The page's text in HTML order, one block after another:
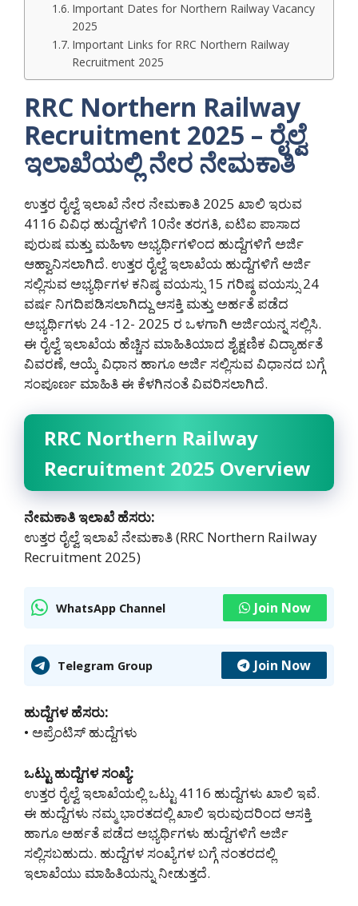
Important Dates for Northern Railway Vacancy
2025
Important Links for RRC Northern Railway
Recruitment 2025
RRC Northern Railway
Recruitment 2025 – ರೈಲ್ವೆ
ಇಲಾಖೆಯಲ್ಲಿ ನೇರ ನೇಮಕಾತಿ
ಉತ್ತರ ರೈಲ್ವೆ ಇಲಾಖೆ ನೇರ ನೇಮಕಾತಿ 2025 ಖಾಲಿ ಇರುವ
4116 ವಿವಿಧ ಹುದ್ದೆಗಳಿಗೆ 10ನೇ ತರಗತಿ, ಐಟಿಐ ಪಾಸಾದ
ಪುರುಷ ಮತ್ತು ಮಹಿಳಾ ಅಭ್ಯರ್ಥಿಗಳಿಂದ ಹುದ್ದೆಗಳಿಗೆ ಅರ್ಜಿ
ಆಹ್ವಾನಿಸಲಾಗಿದೆ. ಉತ್ತರ ರೈಲ್ವೆ ಇಲಾಖೆಯ ಹುದ್ದೆಗಳಿಗೆ ಅರ್ಜಿ
ಸಲ್ಲಿಸುವ ಅಭ್ಯರ್ಥಿಗಳ ಕನಿಷ್ಠ ವಯಸ್ಸು 15 ಗರಿಷ್ಠ ವಯಸ್ಸು 24
ವರ್ಷ ನಿಗದಿಪಡಿಸಲಾಗಿದ್ದು ಆಸಕ್ತಿ ಮತ್ತು ಅರ್ಹತೆ ಪಡೆದ
ಅಭ್ಯರ್ಥಿಗಳು 24 -12- 2025 ರ ಒಳಗಾಗಿ ಅರ್ಜಿಯನ್ನ ಸಲ್ಲಿಸಿ.
ಈ ರೈಲ್ವೆ ಇಲಾಖೆಯ ಹೆಚ್ಚಿನ ಮಾಹಿತಿಯಾದ ಶೈಕ್ಷಣಿಕ ವಿದ್ಯಾರ್ಹತೆ
ವಿವರಣೆ, ಆಯ್ಕೆ ವಿಧಾನ ಹಾಗೂ ಅರ್ಜಿ ಸಲ್ಲಿಸುವ ವಿಧಾನದ ಬಗ್ಗೆ
ಸಂಪೂರ್ಣ ಮಾಹಿತಿ ಈ ಕೆಳಗಿನಂತೆ ವಿವರಿಸಲಾಗಿದೆ.
RRC Northern Railway
Recruitment 2025 Overview
ನೇಮಕಾತಿ ಇಲಾಖೆ ಹೆಸರು:
ಉತ್ತರ ರೈಲ್ವೆ ಇಲಾಖೆ ನೇಮಕಾತಿ (RRC Northern Railway
Recruitment 2025)
WhatsApp Channel Join Now
Telegram Group Join Now
ಹುದ್ದೆಗಳ ಹೆಸರು:
• ಅಪ್ರೆಂಟಿಸ್ ಹುದ್ದೆಗಳು
ಒಟ್ಟು ಹುದ್ದೆಗಳ ಸಂಖ್ಯೆ:
ಉತ್ತರ ರೈಲ್ವೆ ಇಲಾಖೆಯಲ್ಲಿ ಒಟ್ಟು 4116 ಹುದ್ದೆಗಳು ಖಾಲಿ ಇವೆ.
ಈ ಹುದ್ದೆಗಳು ನಮ್ಮ ಭಾರತದಲ್ಲಿ ‌ಖಾಲಿ ಇರುವುದರಿಂದ ಆಸಕ್ತಿ
ಹಾಗೂ ಅರ್ಹತೆ ಪಡೆದ ಅಭ್ಯರ್ಥಿಗಳು ಹುದ್ದೆಗಳಿಗೆ ಅರ್ಜಿ
ಸಲ್ಲಿಸಬಹುದು. ಹುದ್ದೆಗಳ ಸಂಖ್ಯೆಗಳ ಬಗ್ಗೆ ನಂತರದಲ್ಲಿ
ಇಲಾಖೆಯು ಮಾಹಿತಿಯನ್ನು ನೀಡುತ್ತದೆ.